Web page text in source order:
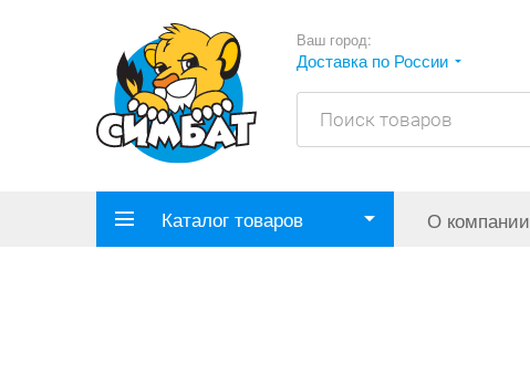
Ваш город:
Доставка по России
Каталог товаров О компании